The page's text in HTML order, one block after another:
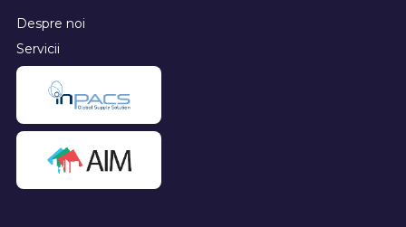
Despre noi
Servicii